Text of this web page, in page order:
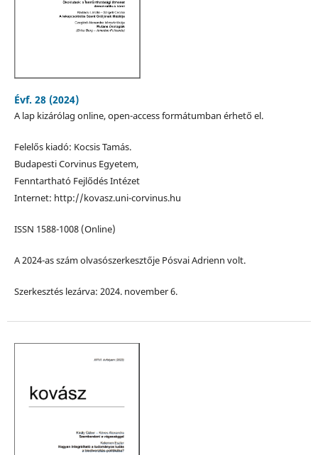
Évf. 28 (2024)
A lap kizárólag online, open-access formátumban érhető el.
Felelős kiadó: Kocsis Tamás.
Budapesti Corvinus Egyetem,
Fenntartható Fejlődés Intézet
Internet: http://kovasz.uni-corvinus.hu
ISSN 1588-1008 (Online)
A 2024-as szám olvasószerkesztője Pósvai Adrienn volt.
Szerkesztés lezárva: 2024. november 6.